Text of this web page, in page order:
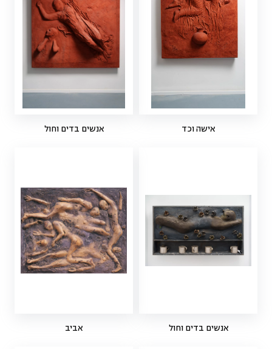
אישה וכד אנשים בדים וחול
אנשים בדים וחול אביב